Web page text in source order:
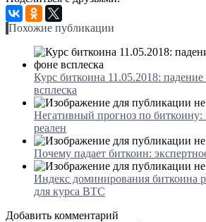
Похожие публикации
Курс биткоина 11.05.2018:
всплеска
Негативный прогноз по биткоину:
реален
Почему падает биткоин:
Индекс доминирования биткоина
для курса BTC
Добавить комментарий